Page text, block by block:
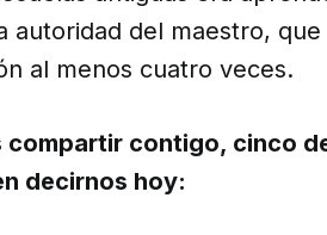
autoridad del maestro,
al menos cuatro veces.
compartir contigo, cinco
decirnos hoy: